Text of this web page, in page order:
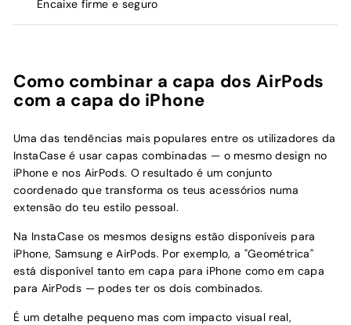
Encaixe firme e seguro
Como combinar a capa dos AirPods
com a capa do iPhone
Uma das tendências mais populares entre os utilizadores da
InstaCase é usar capas combinadas — o mesmo design no
iPhone e nos AirPods. O resultado é um conjunto
coordenado que transforma os teus acessórios numa
extensão do teu estilo pessoal.
Na InstaCase os mesmos designs estão disponíveis para
iPhone, Samsung e AirPods. Por exemplo, a "Geométrica"
está disponível tanto em capa para iPhone como em capa
para AirPods — podes ter os dois combinados.
É um detalhe pequeno mas com impacto visual real,